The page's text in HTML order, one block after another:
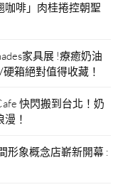
咖啡」肉桂捲控朝聖
家具展 !療癒奶油
箱絕對值得收藏！
快閃搬到台北！奶
！
形象概念店嶄新開幕 :